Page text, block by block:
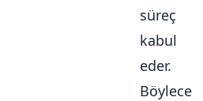
süreç
kabul
eder.
Böylece